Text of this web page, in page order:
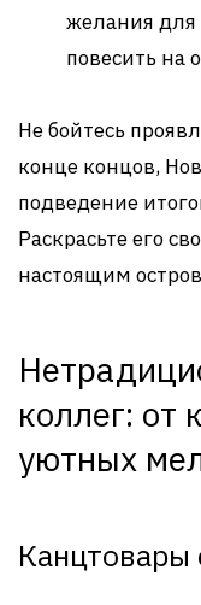
желания для
повесить на
Не бойтесь
конце концов,
подведение
Раскрасьте его
настоящим
коллег: от
уютных